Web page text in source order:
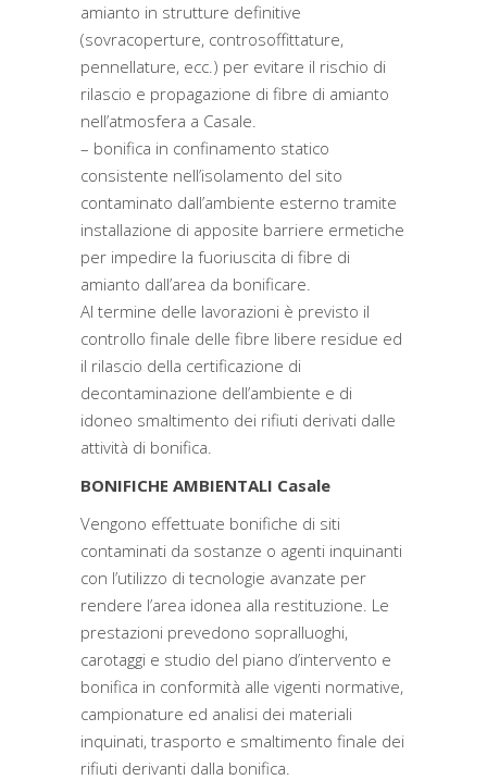
amianto in strutture definitive
(sovracoperture, controsoffittature,
pennellature, ecc.) per evitare il rischio di
rilascio e propagazione di fibre di amianto
nell’atmosfera a Casale.
– bonifica in confinamento statico
consistente nell’isolamento del sito
contaminato dall’ambiente esterno tramite
installazione di apposite barriere ermetiche
per impedire la fuoriuscita di fibre di
amianto dall’area da bonificare.
Al termine delle lavorazioni è previsto il
controllo finale delle fibre libere residue ed
il rilascio della certificazione di
decontaminazione dell’ambiente e di
idoneo smaltimento dei rifiuti derivati dalle
attività di bonifica.
BONIFICHE AMBIENTALI Casale
Vengono effettuate bonifiche di siti
contaminati da sostanze o agenti inquinanti
con l’utilizzo di tecnologie avanzate per
rendere l’area idonea alla restituzione. Le
prestazioni prevedono sopralluoghi,
carotaggi e studio del piano d’intervento e
bonifica in conformità alle vigenti normative,
campionature ed analisi dei materiali
inquinati, trasporto e smaltimento finale dei
rifiuti derivanti dalla bonifica.